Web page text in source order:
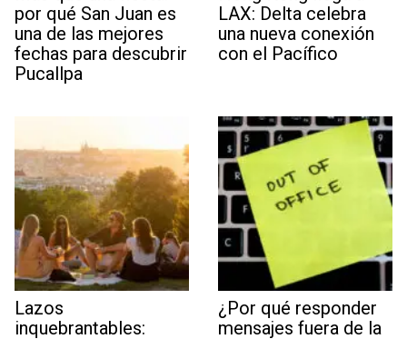
por qué San Juan es
una de las mejores
fechas para descubrir
Pucallpa
LAX: Delta celebra
una nueva conexión
con el Pacífico
Lazos
inquebrantables:
¿Por qué responder
mensajes fuera de la